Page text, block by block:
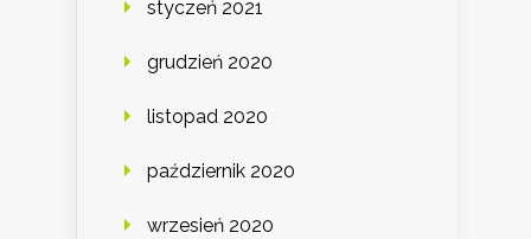
styczeń 2021
grudzień 2020
listopad 2020
październik 2020
wrzesień 2020